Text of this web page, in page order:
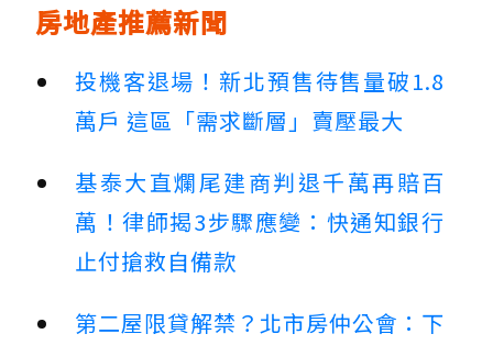
房地產推薦新聞
投機客退場！新北預售待售量破1.8
萬戶 這區「需求斷層」賣壓最大
基泰大直爛尾建商判退千萬再賠百
萬！律師揭3步驟應變：快通知銀行
止付搶救自備款
第二屋限貸解禁？北市房仲公會：下